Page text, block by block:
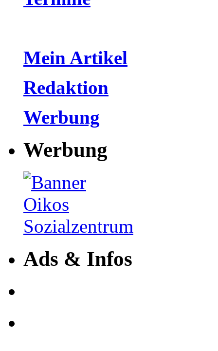
Mein Artikel
Redaktion
Werbung
Werbung
Ads & Infos